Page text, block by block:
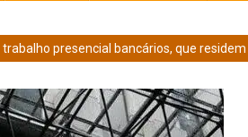
presencial bancários, que